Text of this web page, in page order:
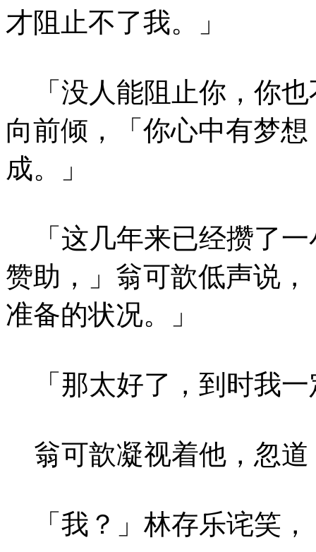
才阻止不了我。」
「没人能阻止你，你也
向前倾，「你心中有梦
成。」
「这几年来已经攒了一
赞助，」翁可歆低声说
准备的状况。」
「那太好了，到时我一
翁可歆凝视着他，忽道
「我？」林存乐诧笑，